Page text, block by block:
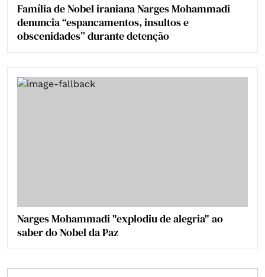
Família de Nobel iraniana Narges Mohammadi
denuncia “espancamentos, insultos e
obscenidades” durante detenção
Narges Mohammadi "explodiu de alegria" ao
saber do Nobel da Paz